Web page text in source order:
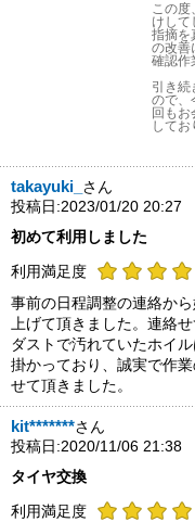
この度
けして
指摘を
の改善
確認作
引き続
ので、
回も
してお
takayuki_ さん
投稿日:2023/01/20 20:27
初めて利用しました
利用満足度
事前の日程調整の連絡か
上げて頂きました。連絡
ダストで汚れていたホイ
掛かっており、誠実で作
せて頂きました。
kit*******さん
投稿日:2020/11/06 21:38
タイヤ交換
利用満足度